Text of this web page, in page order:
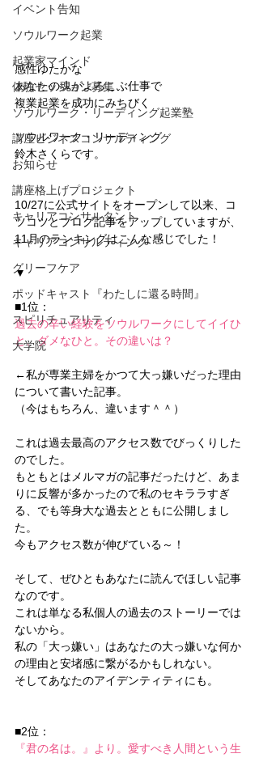
イベント告知
ソウルワーク起業
起業家マインド
体験セッション募集
ソウルワーク・リーディング起業塾
講座ビジネスコンサルティング
お知らせ
講座格上げプロジェクト
キャリアコンサルタント
キャリアコンサルティング
グリーフケア
ポッドキャスト『わたしに還る時間』
スピリチュアリティ
大学院
感性ゆたかな
あなたの魂がよろこぶ仕事で
複業起業を成功にみちびく
ソウルワーク・リーディング
鈴木さくらです。
10/27に公式サイトをオープンして以来、コ
ツコツとブログ記事をアップしていますが、
11月のランキングはこんな感じでした！
▼
■1位：
過去の辛い経験をソウルワークにしてイイひ
と、ダメなひと。その違いは？
←私が専業主婦をかつて大っ嫌いだった理由
について書いた記事。
（今はもちろん、違います＾＾）
これは過去最高のアクセス数でびっくりした
のでした。
もともとはメルマガの記事だったけど、あま
りに反響が多かったので私のセキララすぎ
る、でも等身大な過去とともに公開しまし
た。
今もアクセス数が伸びている～！
そして、ぜひともあなたに読んでほしい記事
なのです。
これは単なる私個人の過去のストーリーでは
ないから。
私の「大っ嫌い」はあなたの大っ嫌いな何か
の理由と安堵感に繋がるかもしれない。
そしてあなたのアイデンティティにも。
■2位：
『君の名は。』より。愛すべき人間という生